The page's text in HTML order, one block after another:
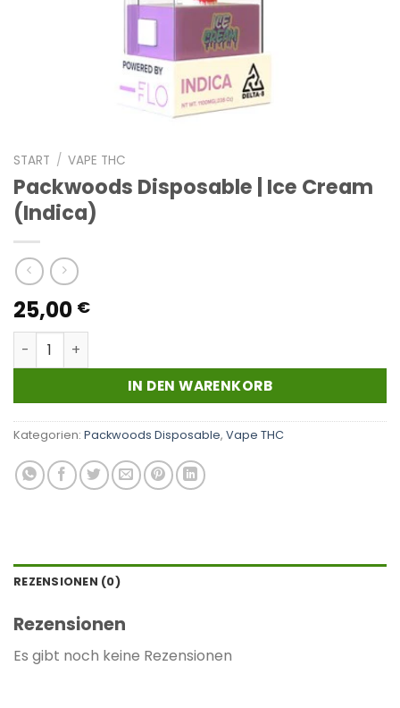
START / VAPE THC
Packwoods Disposable | Ice Cream
(Indica)
25,00 €
Packwoods Disposable | Ice Cream (Indica) Menge
IN DEN WARENKORB
Kategorien: Packwoods Disposable, Vape THC
REZENSIONEN (0)
Rezensionen
Es gibt noch keine Rezensionen